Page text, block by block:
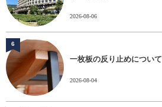
2026-08-06
一枚板の反り止めについて
2026-08-04
6